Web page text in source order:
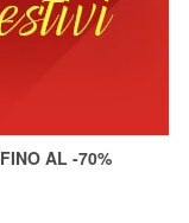
FINO AL -70%